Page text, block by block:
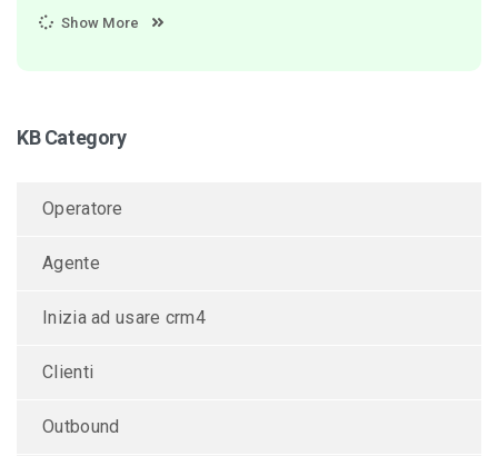
Show More
KB Category
Operatore
Agente
Inizia ad usare crm4
Clienti
Outbound